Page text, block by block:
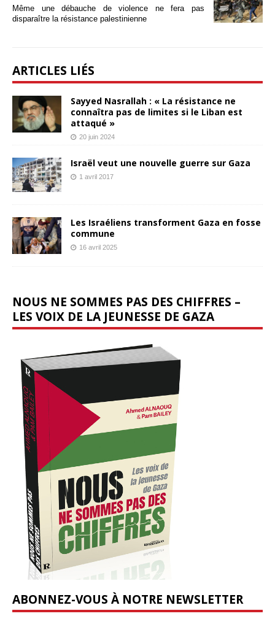
Même une débauche de violence ne fera pas
disparaître la résistance palestinienne
ARTICLES LIÉS
Sayyed Nasrallah : « La résistance ne
connaîtra pas de limites si le Liban est
attaqué »
20 juin 2024
Israël veut une nouvelle guerre sur Gaza
1 avril 2017
Les Israéliens transforment Gaza en fosse
commune
16 avril 2025
NOUS NE SOMMES PAS DES CHIFFRES –
LES VOIX DE LA JEUNESSE DE GAZA
ABONNEZ-VOUS À NOTRE NEWSLETTER